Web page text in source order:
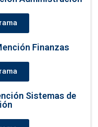
Finanzas
Sistemas de